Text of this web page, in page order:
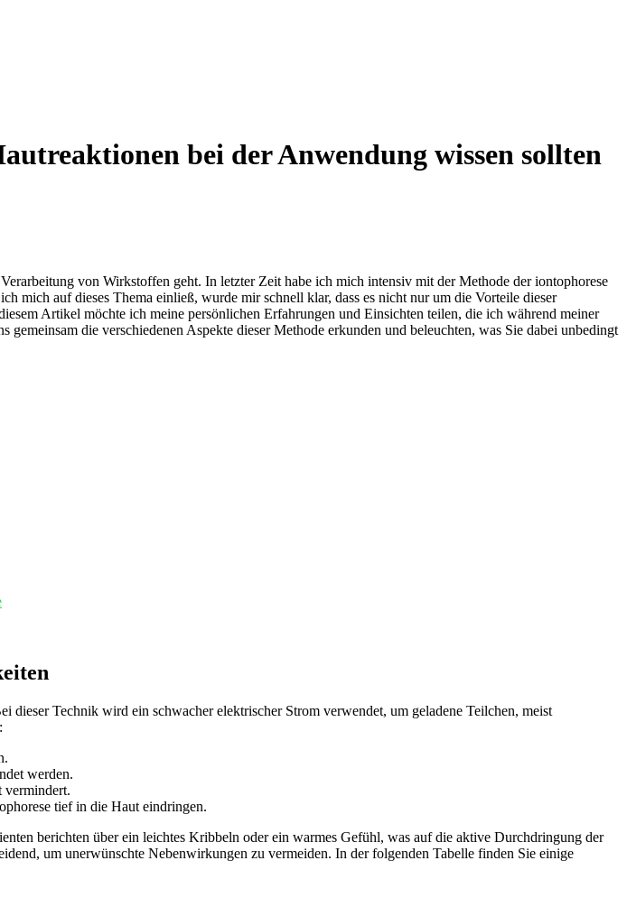
bei der Anwendung wissen sollten
von Wirkstoffen geht. In letzter Zeit habe ich mich intensiv mit der ⁢Methode der iontophorese
mich auf dieses Thema einließ, wurde mir schnell klar,‌ dass es nicht nur um die Vorteile dieser
⁤Artikel möchte ich ⁤meine persönlichen⁣ Erfahrungen und Einsichten teilen, die ich während meiner
‍gemeinsam die verschiedenen Aspekte dieser‍ Methode erkunden und ​beleuchten, was Sie dabei unbedingt
Technik wird ein schwacher​ elektrischer Strom verwendet, um geladene Teilchen, meist
werden.
vermindert.
tief⁣ in die Haut eindringen.
berichten über ein leichtes Kribbeln​ oder ein warmes Gefühl, ‌was ‍auf ‍die aktive ‌Durchdringung der
um unerwünschte ⁢Nebenwirkungen zu ​vermeiden. In der folgenden Tabelle finden Sie einige